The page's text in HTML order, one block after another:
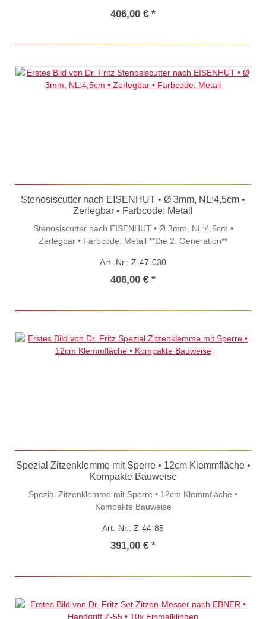
406,00 € *
Stenosiscutter nach EISENHUT • Ø 3mm, NL:4,5cm •
Zerlegbar • Farbcode: Metall
Stenosiscutter nach EISENHUT • Ø 3mm, NL:4,5cm •
Zerlegbar • Farbcode: Metall **Die 2. Generation**
Art.-Nr.: Z-47-030
406,00 € *
Spezial Zitzenklemme mit Sperre • 12cm Klemmfläche •
Kompakte Bauweise
Spezial Zitzenklemme mit Sperre • 12cm Klemmfläche •
Kompakte Bauweise
Art.-Nr.: Z-44-85
391,00 € *